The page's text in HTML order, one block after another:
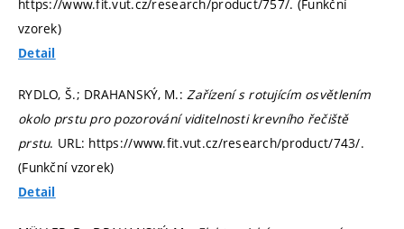
https://www.fit.vut.cz/research/product/757/. (Funkční
vzorek)
Detail
RYDLO, Š.; DRAHANSKÝ, M.: Zařízení s rotujícím osvětlením
okolo prstu pro pozorování viditelnosti krevního řečiště
prstu. URL: https://www.fit.vut.cz/research/product/743/.
(Funkční vzorek)
Detail